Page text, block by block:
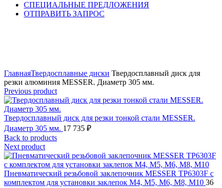
СПЕЦИАЛЬНЫЕ ПРЕДЛОЖЕНИЯ
ОТПРАВИТЬ ЗАПРОС
ГлавнаяТвердосплавные диски Твердосплавный диск для
резки алюминия MESSER. Диаметр 305 мм.
Previous product
Твердосплавный диск для резки тонкой стали MESSER.
Диаметр 305 мм. 17 735 ₽
Back to products
Next product
Пневматический резьбовой заклепочник MESSER TP6303F с
комплектом для установки заклепок М4, М5, М6, М8, М10 36